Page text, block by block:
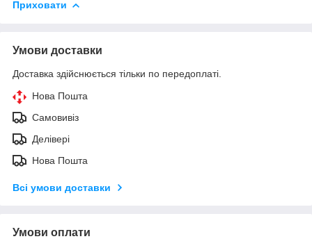
Приховати
Умови доставки
Доставка здійснюється тільки по передоплаті.
Нова Пошта
Самовивіз
Делівері
Нова Пошта
Всі умови доставки
Умови оплати